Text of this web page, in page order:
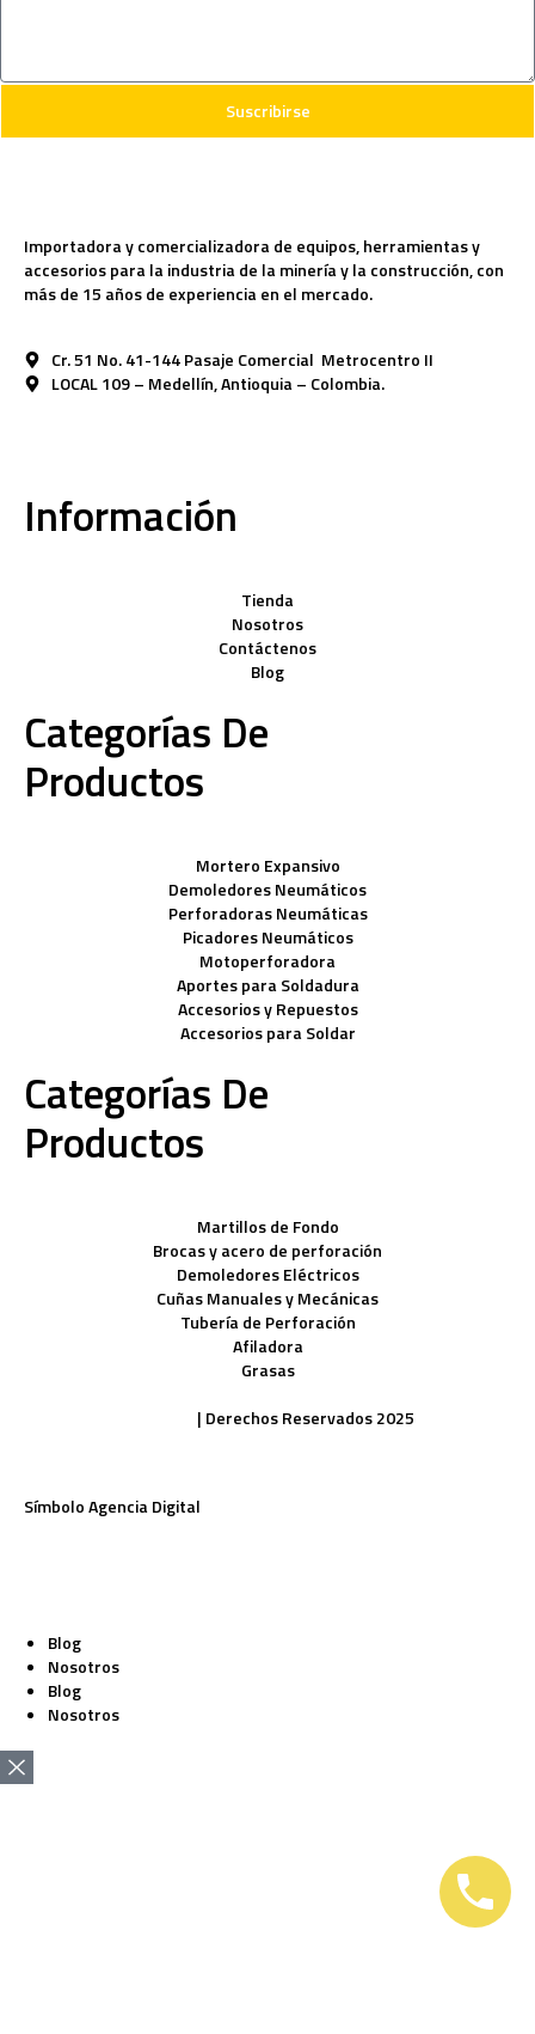
Suscribirse
Importadora y comercializadora de equipos, herramientas y
accesorios para la industria de la minería y la construcción, con
más de 15 años de experiencia en el mercado.
Cr. 51 No. 41-144 Pasaje Comercial Metrocentro II
LOCAL 109 – Medellín, Antioquia – Colombia.
Información
Tienda
Nosotros
Contáctenos
Blog
Categorías De
Productos
Mortero Expansivo
Demoledores Neumáticos
Perforadoras Neumáticas
Picadores Neumáticos
Motoperforadora
Aportes para Soldadura
Accesorios y Repuestos
Accesorios para Soldar
Categorías De
Productos
Martillos de Fondo
Brocas y acero de perforación
Demoledores Eléctricos
Cuñas Manuales y Mecánicas
Tubería de Perforación
Afiladora
Grasas
| Derechos Reservados 2025
Símbolo Agencia Digital
Blog
Nosotros
Blog
Nosotros